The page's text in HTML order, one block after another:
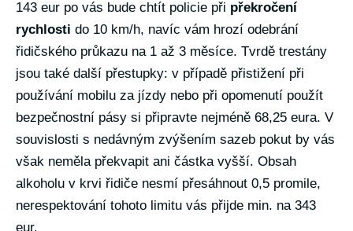
143 eur po vás bude chtít policie při překročení
rychlosti do 10 km/h, navíc vám hrozí odebrání
řidičského průkazu na 1 až 3 měsíce. Tvrdě trestány
jsou také další přestupky: v případě přistižení při
používání mobilu za jízdy nebo při opomenutí použít
bezpečnostní pásy si připravte nejméně 68,25 eura. V
souvislosti s nedávným zvýšením sazeb pokut by vás
však neměla překvapit ani částka vyšší. Obsah
alkoholu v krvi řidiče nesmí přesáhnout 0,5 promile,
nerespektování tohoto limitu vás přijde min. na 343
eur.